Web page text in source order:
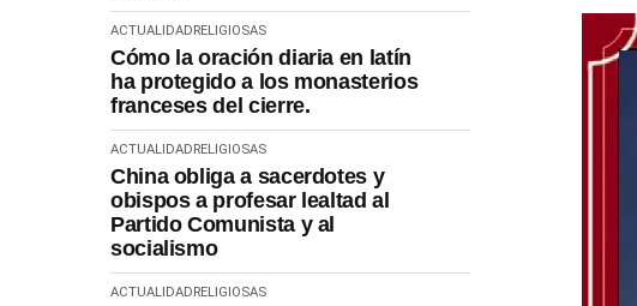
ACTUALIDADRELIGIOSAS
Cómo la oración diaria en latín
ha protegido a los monasterios
franceses del cierre.
ACTUALIDADRELIGIOSAS
China obliga a sacerdotes y
obispos a profesar lealtad al
Partido Comunista y al
socialismo
ACTUALIDADRELIGIOSAS